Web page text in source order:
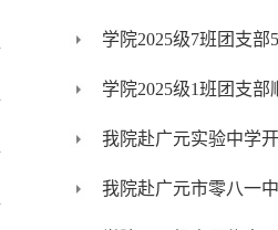
学院2025级7班团支
学院2025级1班团支
我院赴广元实验中学
我院赴广元市零八一